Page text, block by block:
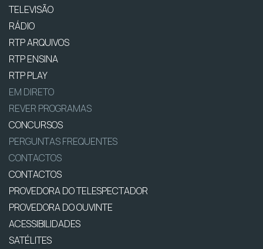
TELEVISÃO
RÁDIO
RTP ARQUIVOS
RTP ENSINA
RTP PLAY
EM DIRETO
REVER PROGRAMAS
CONCURSOS
PERGUNTAS FREQUENTES
CONTACTOS
CONTACTOS
PROVEDORA DO TELESPECTADOR
PROVEDORA DO OUVINTE
ACESSIBILIDADES
SATÉLITES